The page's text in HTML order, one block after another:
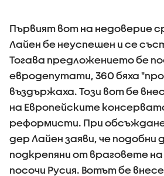
Първият вот на недоверие
Лайен бе неуспешен и се
Тогава предложението бе
евродепутати, 360 бяха
въздържаха. Този вот бе
на Европейските
реформисти. При
дер Лайен заяви, че подобни
подкрепяни от враговете
посочи Русия. Вотът бе